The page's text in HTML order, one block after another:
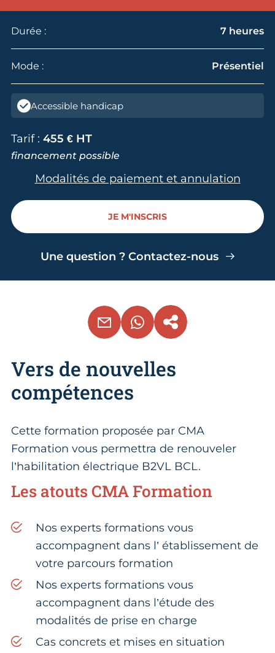
Durée : 7 heures
Mode : Présentiel
Accessible handicap
Tarif : 455 € HT
financement possible
Modalités de paiement et annulation
JE M'INSCRIS
Une question ? Contactez-nous
EMAIL WHATSAPPCOPIER LE LIEN
Vers de nouvelles
compétences
Cette formation proposée par CMA
Formation vous permettra de renouveler
l’habilitation électrique B2VL BCL.
Les atouts CMA Formation
Nos experts formations vous
accompagnent dans l’ établissement de
votre parcours formation
Nos experts formations vous
accompagnent dans l’étude des
modalités de prise en charge
Cas concrets et mises en situation